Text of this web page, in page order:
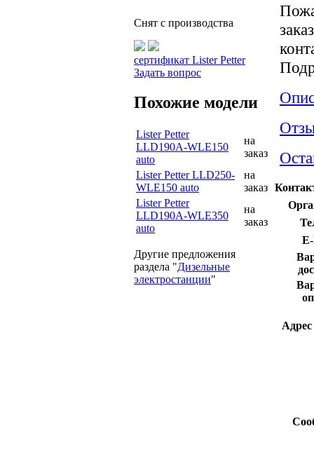
Снят с производства
сертификат Lister Petter
Задать вопрос
Похожие модели
Lister Petter
LLD190A-WLE150
auto
на
заказ
Lister Petter LLD250-
WLE150 auto
на
заказ
Lister Petter
LLD190A-WLE350
auto
на
заказ
Другие предложения
раздела "Дизельные
электростанции"